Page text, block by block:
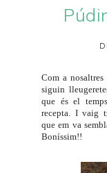
Com a
siguin
que és el
recepta. I vaig
que em va
Boníssim!!